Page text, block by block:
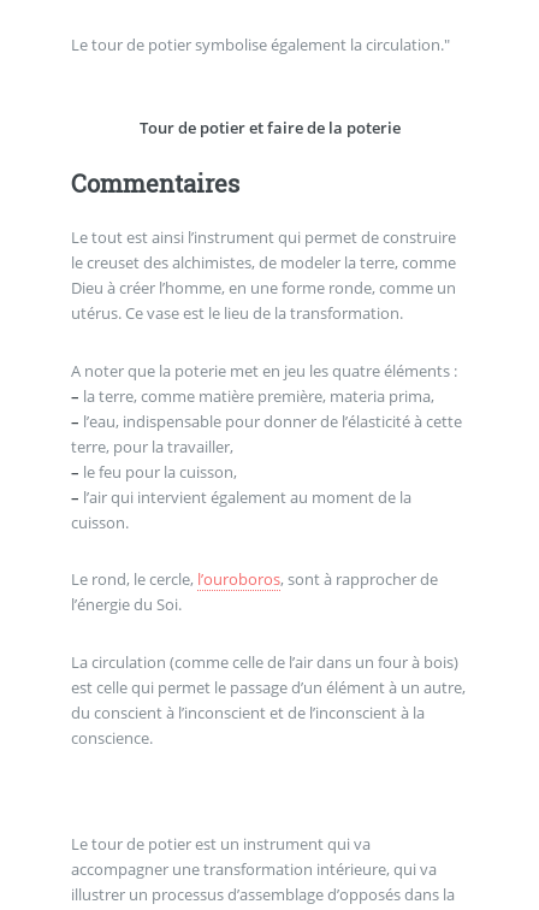
Le tour de potier symbolise également la circulation."
Tour de potier et faire de la poterie
Commentaires
Le tout est ainsi l’instrument qui permet de construire
le creuset des alchimistes, de modeler la terre, comme
Dieu à créer l’homme, en une forme ronde, comme un
utérus. Ce vase est le lieu de la transformation.
A noter que la poterie met en jeu les quatre éléments :
– la terre, comme matière première, materia prima,
– l’eau, indispensable pour donner de l’élasticité à cette
terre, pour la travailler,
– le feu pour la cuisson,
– l’air qui intervient également au moment de la
cuisson.
Le rond, le cercle, l’ouroboros, sont à rapprocher de
l’énergie du Soi.
La circulation (comme celle de l’air dans un four à bois)
est celle qui permet le passage d’un élément à un autre,
du conscient à l’inconscient et de l’inconscient à la
conscience.
Le tour de potier est un instrument qui va
accompagner une transformation intérieure, qui va
illustrer un processus d’assemblage d’opposés dans la